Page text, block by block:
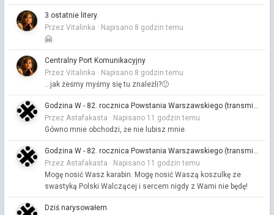
3 ostatnie litery.
Przez Vitalinka · Napisano 8 godzin temu
🤗
Centralny Port Komunikacyjny
Przez Vitalinka · Napisano 8 godzin temu
...jak żeśmy myśmy się tu znależli?🙂
Godzina W - 82. rocznica Powstania Warszawskiego (transmisja)
Przez Astafakasta · Napisano 11 godzin temu
Gówno mnie obchodzi, że nie lubisz mnie.
Godzina W - 82. rocznica Powstania Warszawskiego (transmisja)
Przez Astafakasta · Napisano 11 godzin temu
Mogę nosić Wasz karabin. Mogę nosić Waszą koszulkę ze
swastyką Polski Walczącej i sercem nigdy z Wami nie będę!
Dziś narysowałem